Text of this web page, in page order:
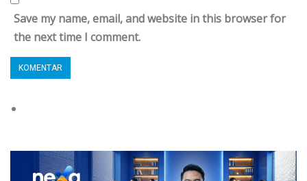
Save my name, email, and website in this browser for
the next time I comment.